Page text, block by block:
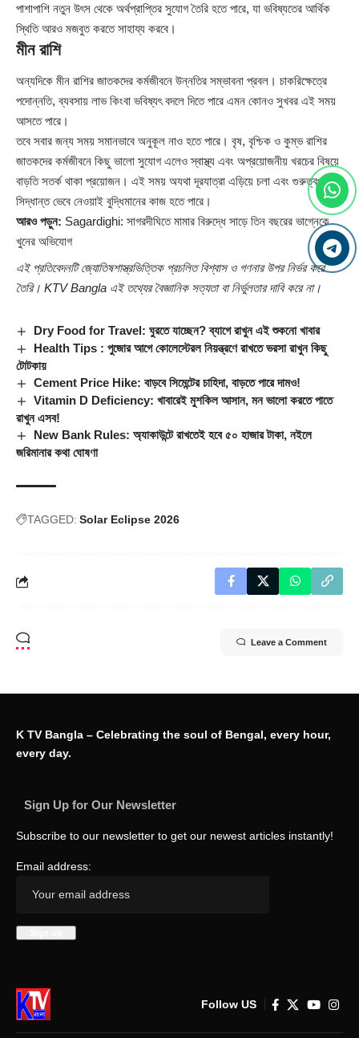
পাশাপাশি নতুন উৎস থেকে অর্থপ্রাপ্তির সুযোগ তৈরি হতে পারে, যা ভবিষ্যতের আর্থিক
স্থিতি আরও মজবুত করতে সাহায্য করবে।
মীন রাশি
অন্যদিকে মীন রাশির জাতকদের কর্মজীবনে উন্নতির সম্ভাবনা প্রবল। চাকরিক্ষেত্রে
পদোন্নতি, ব্যবসায় লাভ কিংবা ভবিষ্যৎ বদলে দিতে পারে এমন কোনও সুখবর এই সময়
আসতে পারে।
তবে সবার জন্য সময় সমানভাবে অনুকূল নাও হতে পারে। বৃষ, বৃশ্চিক ও কুম্ভ রাশির
জাতকদের কর্মজীবনে কিছু ভালো সুযোগ এলেও স্বাস্থ্য এবং অপ্রয়োজনীয় খরচের বিষয়ে
বাড়তি সতর্ক থাকা প্রয়োজন। এই সময় অযথা দূরযাত্রা এড়িয়ে চলা এবং গুরুত্বপূর্ণ
সিদ্ধান্ত ভেবে নেওয়াই বুদ্ধিমানের কাজ হতে পারে।
আরও পড়ুন: Sagardighi: সাগরদীঘিতে মামার বিরুদ্ধে সাড়ে তিন বছরের ভাগ্নেকে
খুনের অভিযোগ
এই প্রতিবেদনটি জ্যোতিষশাস্ত্রভিত্তিক প্রচলিত বিশ্বাস ও গণনার উপর নির্ভর করে
তৈরি। KTV Bangla এই তথ্যের বৈজ্ঞানিক সত্যতা বা নির্ভুলতার দাবি করে না।
Dry Food for Travel: ঘুরতে যাচ্ছেন? ব্যাগে রাখুন এই শুকনো খাবার
Health Tips : পুজোর আগে কোলেস্টেরল নিয়ন্ত্রণে রাখতে ভরসা রাখুন কিছু
টোটকায়
Cement Price Hike: বাড়বে সিমেন্টের চাহিদা, বাড়তে পারে দামও!
Vitamin D Deficiency: খাবারেই মুশকিল আসান, মন ভালো করতে পাতে
রাখুন এসব!
New Bank Rules: অ্যাকাউন্টে রাখতেই হবে ৫০ হাজার টাকা, নইলে
জরিমানার কথা ঘোষণা
TAGGED: Solar Eclipse 2026
Leave a Comment
K TV Bangla – Celebrating the soul of Bengal, every hour,
every day.
Sign Up for Our Newsletter
Subscribe to our newsletter to get our newest articles instantly!
Email address:
Follow US